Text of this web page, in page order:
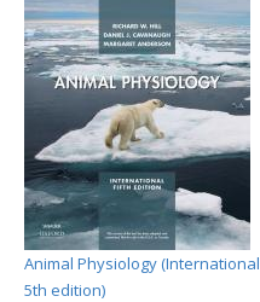
Animal Physiology (International
5th edition)